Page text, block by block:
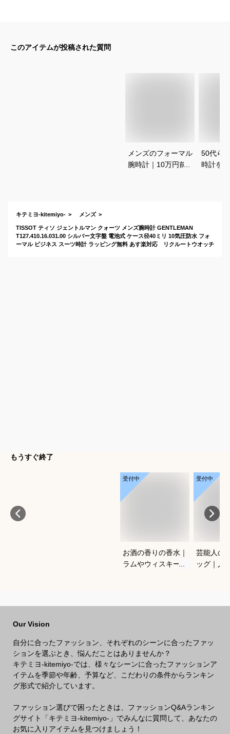
このアイテムが投稿された質問
メンズのフォーマル
腕時計｜10万円前後
50代ら
時計を
キテミヨ-kitemiyo- メンズ
TISSOT ティソ ジェントルマン クォーツ メンズ腕時計 GENTLEMAN
T127.410.16.031.00 シルバー文字盤 電池式 ケース径40ミリ 10気圧防水 フォ
ーマル ビジネス スーツ時計 ラッピング無料 あす楽対応 リクルートウオッチ
もうすぐ終了
受付中
お酒の香りの香水｜
ラムやウィスキーな
受付中
芸能人の
ッグ｜人
Our Vision
自分に合ったファッション、それぞれのシーンに合ったファッ
ションを選ぶとき、悩んだことはありませんか？
キテミヨ-kitemiyo-では、様々なシーンに合ったファッションア
イテムを季節や年齢、予算など、こだわりの条件からランキン
グ形式で紹介しています。
ファッション選びで困ったときは、ファッションQ&Aランキン
グサイト「キテミヨ-kitemiyo-」でみんなに質問して、あなたの
お気に入りアイテムを見つけましょう！